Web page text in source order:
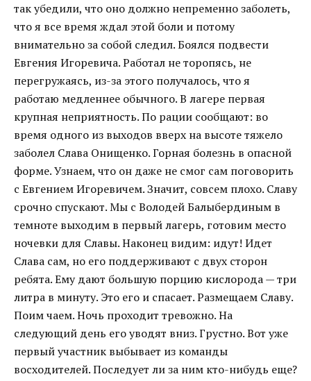
так убедили, что оно должно непременно заболеть,
что я все время ждал этой боли и потому
внимательно за собой следил. Боялся подвести
Евгения Игоревича. Работал не торопясь, не
перегружаясь, из-за этого получалось, что я
работаю медленнее обычного. В лагере первая
крупная неприятность. По рации сообщают: во
время одного из выходов вверх на высоте тяжело
заболел Слава Онищенко. Горная болезнь в опасной
форме. Узнаем, что он даже не смог сам поговорить
с Евгением Игоревичем. Значит, совсем плохо. Славу
срочно спускают. Мы с Володей Балыбердиным в
темноте выходим в первый лагерь, готовим место
ночевки для Славы. Наконец видим: идут! Идет
Слава сам, но его поддерживают с двух сторон
ребята. Ему дают большую порцию кислорода — три
литра в минуту. Это его и спасает. Размещаем Славу.
Поим чаем. Ночь проходит тревожно. На
следующий день его уводят вниз. Грустно. Вот уже
первый участник выбывает из команды
восходителей. Последует ли за ним кто-нибудь еще?